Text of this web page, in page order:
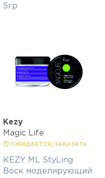
5гр
Kezy
Magic Life
⏱ ОЖИДАЕТСЯ, ЗАКАЗАТЬ
KEZY ML StyLing
Воск моделирующий